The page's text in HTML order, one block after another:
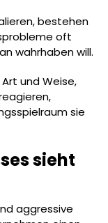
bestehen
oft
wahrhaben will.
und Weise,
sie
sieht
aggressive